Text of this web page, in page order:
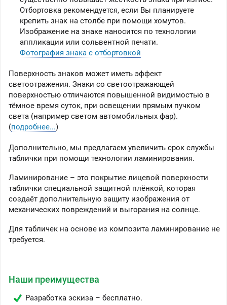
Отбортовка рекомендуется, если Вы планируете
крепить знак на столбе при помощи хомутов.
Изображение на знаке наносится по технологии
аппликации или сольвентной печати.
Фотография знака с отбортовкой
Поверхность знаков может иметь эффект
светоотражения. Знаки со светоотражающей
поверхностью отличаются повышенной видимостью в
тёмное время суток, при освещении прямым пучком
света (например светом автомобильных фар).
(подробнее...)
Дополнительно, мы предлагаем увеличить срок службы
таблички при помощи технологии ламинирования.
Ламинирование – это покрытие лицевой поверхности
таблички специальной защитной плёнкой, которая
создаёт дополнительную защиту изображения от
механических повреждений и выгорания на солнце.
Для табличек на основе из композита ламинирование не
требуется.
Наши преимущества
Разработка эскиза – бесплатно.